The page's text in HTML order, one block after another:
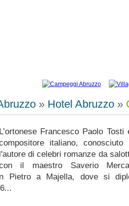
» Hotel Abruzzo»
L’ortonese Francesco Paolo
italiano,
l'autore di celebri romanze da
il maestro Saverio
Pietro a Majella, dove si